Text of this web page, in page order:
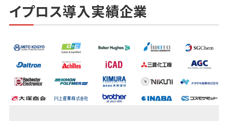
イプロス導入実績企業